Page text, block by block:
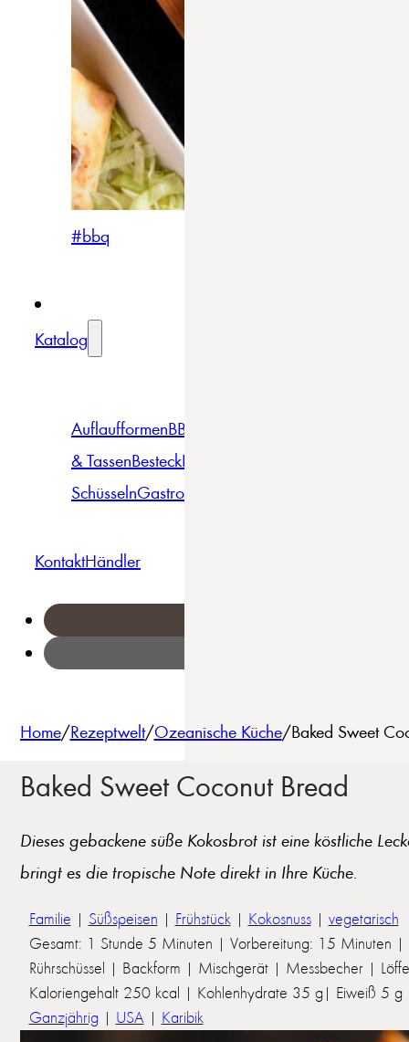
#bbq
Katalog
AuflaufformenBBQ
& TassenBesteckBowls &
SchüsselnGastro
KontaktHändler
Home/Rezeptwelt/Ozeanische Küche/Baked Sweet
Baked Sweet Coconut Bread
Dieses gebackene süße Kokosbrot ist eine köstliche
bringt es die tropische Note direkt in Ihre Küche.
Familie | Süßspeisen | Frühstück| Kokosnuss| vegetarisch
Gesamt: 1 Stunde 5 Minuten | Vorbereitung: 15 Minuten
Rührschüssel | Backform | Mischgerät | Messbecher |
Kaloriengehalt 250 kcal | Kohlenhydrate 35 g| Eiweiß 5
Ganzjährig | USA | Karibik